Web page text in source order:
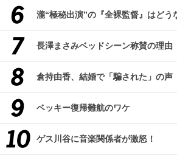
瀧“極秘出演”の『全裸監督』はどう
長澤まさみベッドシーン称賛の理由
倉持由香、結婚で「騙された」の声
ベッキー復帰難航のワケ
ゲス川谷に音楽関係者が激怒！